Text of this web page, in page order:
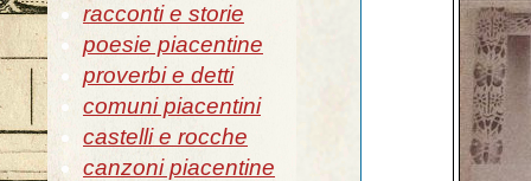
racconti e storie
poesie piacentine
proverbi e detti
comuni piacentini
castelli e rocche
canzoni piacentine